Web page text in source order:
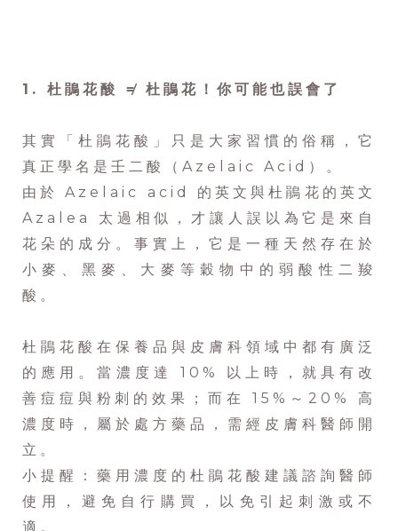
1. 杜鵑花酸 ≠ 杜鵑花！你可能也誤會了
其實「杜鵑花酸」只是大家習慣的俗稱，它
真正學名是壬二酸（Azelaic Acid）。
由於 Azelaic acid 的英文與杜鵑花的英文
Azalea 太過相似，才讓人誤以為它是來自
花朵的成分。事實上，它是一種天然存在於
小麥、黑麥、大麥等穀物中的弱酸性二羧
酸。
杜鵑花酸在保養品與皮膚科領域中都有廣泛
的應用。當濃度達 10% 以上時，就具有改
善痘痘與粉刺的效果；而在 15%～20% 高
濃度時，屬於處方藥品，需經皮膚科醫師開
立。
小提醒：藥用濃度的杜鵑花酸建議諮詢醫師
使用，避免自行購買，以免引起刺激或不
適。